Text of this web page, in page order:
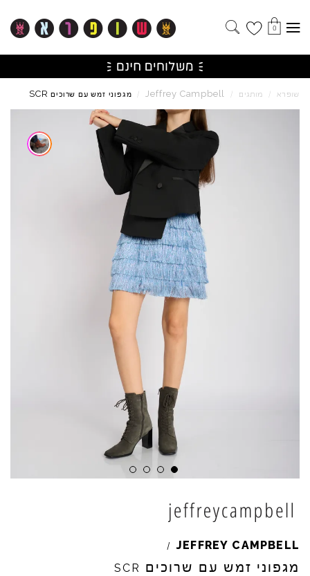
0
שופרא / מותגים /
Jeffrey Campbell
/ מגפוני זמש עם שרוכים SCR
Skip to product reviews
JEFFREY CAMPBELL
/
מגפוני זמש עם שרוכים SCR